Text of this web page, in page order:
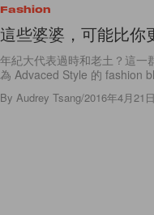
Fashion
這些婆婆，可能比你
年紀大代表過時和老土？這一
為 Advaced Style 的 fashion
By Audrey Tsang/2016年4月21日